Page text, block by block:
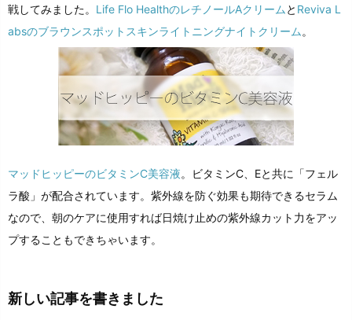
戦してみました。 Life Flo HealthのレチノールAクリーム と Reviva L
absのブラウンスポットスキンライトニングナイトクリーム 。
マッドヒッピーのビタミンC美容液。ビタミンC、Eと共に「フェル
ラ酸」が配合されています。紫外線を防ぐ効果も期待できるセラム
なので、朝のケアに使用すれば日焼け止めの紫外線カット力をアッ
プすることもできちゃいます。
新しい記事を書きました